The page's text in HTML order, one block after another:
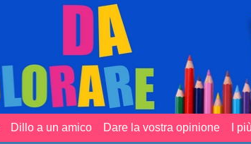
Dillo a un amico Dare la vostra opinione I